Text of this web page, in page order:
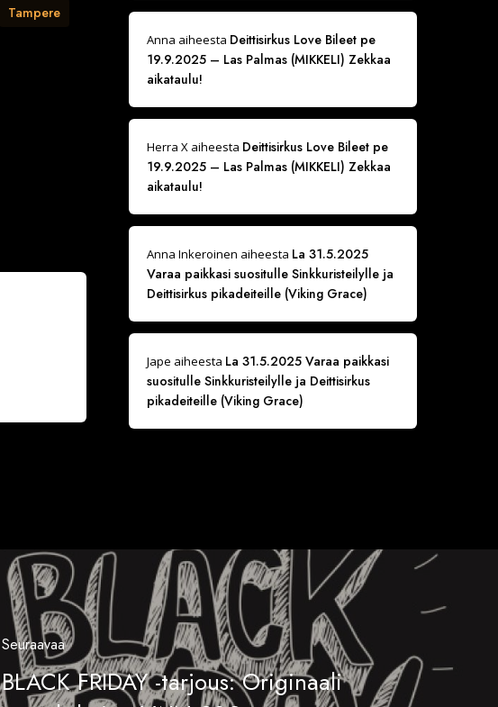
Tampere
Anna aiheesta Deittisirkus Love Bileet pe
19.9.2025 – Las Palmas (MIKKELI) Zekkaa
aikataulu!
Herra Xaiheesta Deittisirkus Love Bileet pe
19.9.2025 – Las Palmas (MIKKELI) Zekkaa
aikataulu!
Anna Inkeroinen aiheesta La 31.5.2025
Varaa paikkasi suositulle Sinkkuristeilylle ja
Deittisirkus pikadeiteille (Viking Grace)
Jape aiheesta La 31.5.2025 Varaa paikkasi
suositulle Sinkkuristeilylle ja Deittisirkus
pikadeiteille (Viking Grace)
Seuraavaa
BLACK FRIDAY -tarjous: Originaali